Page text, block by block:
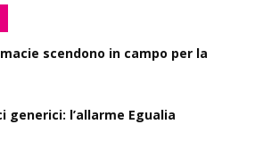
scendono in campo per la
generici: l’allarme Egualia